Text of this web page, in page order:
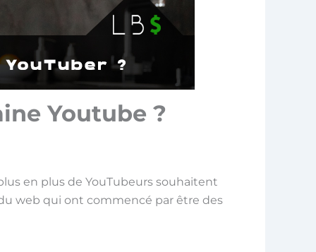
Youtube ?
en plus de YouTubeurs souhaitent
web qui ont commencé par être des